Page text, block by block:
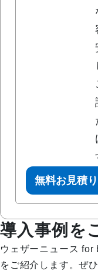
無料お見積り
導入事例を
ウェザーニュース for
をご紹介します。ぜ